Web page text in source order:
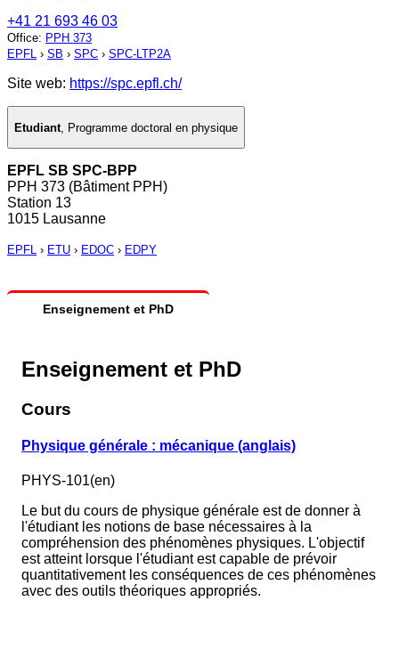
+41 21 693 46 03
Office: PPH 373
EPFL › SB › SPC › SPC-LTP2A
Site web: https://spc.epfl.ch/
Etudiant Programme doctoral en physique
EPFL SB SPC-BPP
PPH 373 (Bâtiment PPH)
Station 13
1015 Lausanne
EPFL › ETU › EDOC › EDPY
Enseignement et PhD
Enseignement et PhD
Cours
Physique générale : mécanique (anglais)
PHYS-101(en)
Le but du cours de physique générale est de donner à
l'étudiant les notions de base nécessaires à la
compréhension des phénomènes physiques. L'objectif
est atteint lorsque l'étudiant est capable de prévoir
quantitativement les conséquences de ces phénomènes
avec des outils théoriques appropriés.